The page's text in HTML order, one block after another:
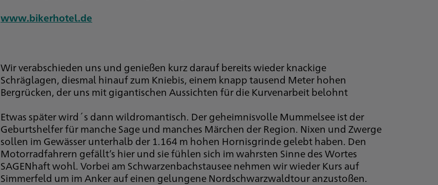
www.bikerhotel.de
Wir verabschieden uns und genießen kurz darauf bereits wieder knackige
Schräglagen, diesmal hinauf zum Kniebis, einem knapp tausend Meter hohen
Bergrücken, der uns mit gigantischen Aussichten für die Kurvenarbeit belohnt
Etwas später wird´s dann wildromantisch. Der geheimnisvolle Mummelsee ist der
Geburtshelfer für manche Sage und manches Märchen der Region. Nixen und Zwerge
sollen im Gewässer unterhalb der 1.164 m hohen Hornisgrinde gelebt haben. Den
Motorradfahrern gefällt’s hier und sie fühlen sich im wahrsten Sinne des Wortes
SAGENhaft wohl. Vorbei am Schwarzenbachstausee nehmen wir wieder Kurs auf
Simmerfeld um im Anker auf einen gelungene Nordschwarzwaldtour anzustoßen.